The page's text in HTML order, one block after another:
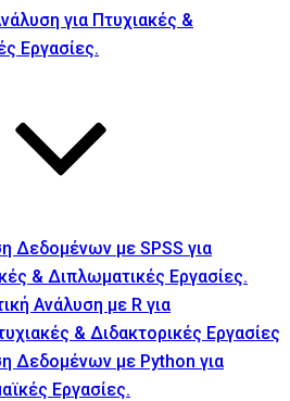
για Πτυχιακές &
Εργασίες.
Δεδομένων με SPSS για
& Διπλωματικές Εργασίες.
Ανάλυση με R για
& Διδακτορικές Εργασίες
Δεδομένων με Python για
Εργασίες.